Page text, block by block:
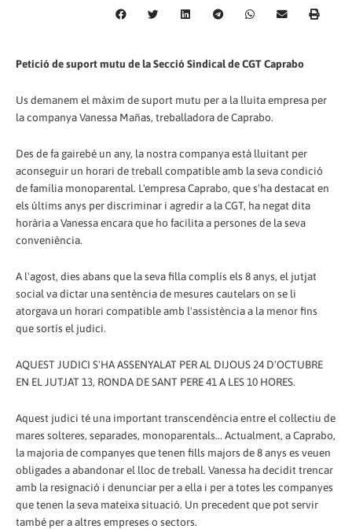
Petició de suport mutu de la Secció Sindical de CGT Caprabo
Us demanem el màxim de suport mutu per a la lluita empresa per
la companya Vanessa Mañas, treballadora de Caprabo.
Des de fa gairebé un any, la nostra companya està lluitant per
aconseguir un horari de treball compatible amb la seva condició
de família monoparental. L'empresa Caprabo, que s'ha destacat en
els últims anys per discriminar i agredir a la CGT, ha negat dita
horària a Vanessa encara que ho facilita a persones de la seva
conveniència.
A l'agost, dies abans que la seva filla complís els 8 anys, el jutjat
social va dictar una sentència de mesures cautelars on se li
atorgava un horari compatible amb l'assistència a la menor fins
que sortís el judici.
AQUEST JUDICI S'HA ASSENYALAT PER AL DIJOUS 24 D'OCTUBRE
EN EL JUTJAT 13, RONDA DE SANT PERE 41 A LES 10 HORES.
Aquest judici té una important transcendència entre el col·lectiu de
mares solteres, separades, monoparentals... Actualment, a Caprabo,
la majoria de companyes que tenen fills majors de 8 anys es veuen
obligades a abandonar el lloc de treball. Vanessa ha decidit trencar
amb la resignació i denunciar per a ella i per a totes les companyes
que tenen la seva mateixa situació. Un precedent que pot servir
també per a altres empreses o sectors.